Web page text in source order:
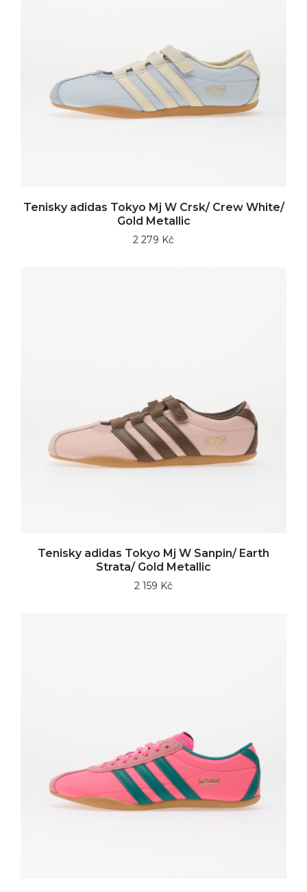
Tenisky adidas Tokyo Mj W Crsk/ Crew White/
Gold Metallic
2 279 Kč
Tenisky adidas Tokyo Mj W Sanpin/ Earth
Strata/ Gold Metallic
2 159 Kč